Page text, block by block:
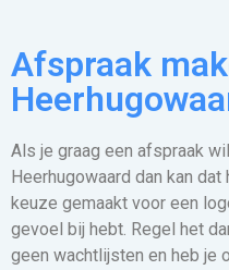
Afspraak
Als je graag een afspraak
Heerhugowaard dan kan
keuze gemaakt voor een
gevoel bij hebt. Regel het
geen wachtlijsten en heb je